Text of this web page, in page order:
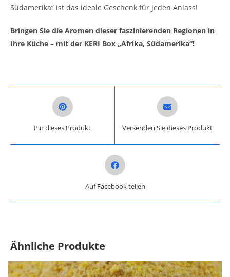
Südamerika“ ist das ideale Geschenk für jeden Anlass!
Bringen Sie die Aromen dieser faszinierenden Regionen in
Ihre Küche – mit der KERI Box „Afrika, Südamerika“!
Opens in a new window
Pin dieses Produkt
Opens in a new
Versenden Sie dieses Produkt
Opens in a new window
Auf Facebook teilen
Ähnliche Produkte